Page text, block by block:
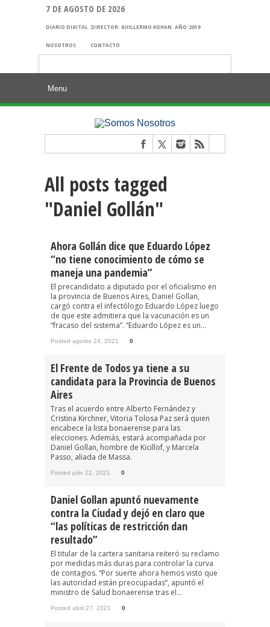
7 DE AGOSTO DE 2026
DIARIO DIGITAL. DIRECTOR: GUILLERMO KOHAN. AÑO:2019
NOSOTROS CONTACTO
All posts tagged
"Daniel Gollán"
Ahora Gollán dice que Eduardo López
“no tiene conocimiento de cómo se
maneja una pandemia”
El precandidato a diputado por el oficialismo en
la provincia de Buenos Aires, Daniel Gollan,
cargó contra el infectólogo Eduardo López luego
de que este admitiera que la vacunación es un
“fracaso del sistema”. ”Eduardo López es un...
Posted agosto 24, 2021 0
El Frente de Todos ya tiene a su
candidata para la Provincia de Buenos
Aires
Tras el acuerdo entre Alberto Fernández y
Cristina Kirchner, Vitoria Tolosa Paz será quien
encabece la lista bonaerense para las
elecciones. Además, estará acompañada por
Daniel Gollan, hombre de Kicillof, y Marcela
Passo, aliada de Massa.
Posted julio 22, 2021 0
Daniel Gollan apuntó nuevamente
contra la Ciudad y dejó en claro que
“las políticas de restricción dan
resultado”
El titular de la cartera sanitaria reiteró su reclamo
por medidas más duras para controlar la curva
de contagios. “Por suerte ahora hemos visto que
las autoridad están preocupadas”, apuntó el
ministro de Salud bonaerense tras el...
Posted abril 27, 2021 0